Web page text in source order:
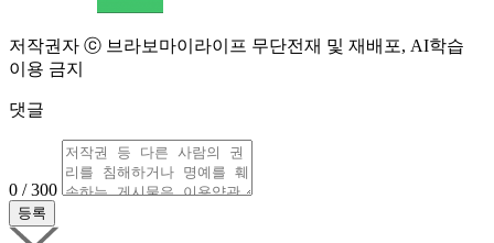
저작권자 ⓒ 브라보마이라이프 무단전재 및 재배포, AI학습
이용 금지
댓글
0 / 300